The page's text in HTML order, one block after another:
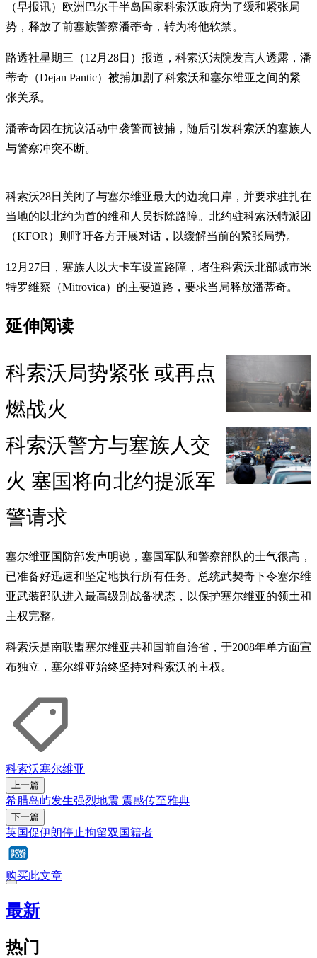
（早报讯）欧洲巴尔干半岛国家科索沃政府为了缓和紧张局
势，释放了前塞族警察潘蒂奇，转为将他软禁。
路透社星期三（12月28日）报道，科索沃法院发言人透露，潘
蒂奇（Dejan Pantic）被捕加剧了科索沃和塞尔维亚之间的紧
张关系。
潘蒂奇因在抗议活动中袭警而被捕，随后引发科索沃的塞族人
与警察冲突不断。
科索沃28日关闭了与塞尔维亚最大的边境口岸，并要求驻扎在
当地的以北约为首的维和人员拆除路障。北约驻科索沃特派团
（KFOR）则呼吁各方开展对话，以缓解当前的紧张局势。
12月27日，塞族人以大卡车设置路障，堵住科索沃北部城市米
特罗维察（Mitrovica）的主要道路，要求当局释放潘蒂奇。
延伸阅读
科索沃局势紧张 或再点
燃战火
科索沃警方与塞族人交
火 塞国将向北约提派军
警请求
塞尔维亚国防部发声明说，塞国军队和警察部队的士气很高，
已准备好迅速和坚定地执行所有任务。总统武契奇下令塞尔维
亚武装部队进入最高级别战备状态，以保护塞尔维亚的领土和
主权完整。
科索沃是南联盟塞尔维亚共和国前自治省，于2008年单方面宣
布独立，塞尔维亚始终坚持对科索沃的主权。
科索沃塞尔维亚
上一篇
希腊岛屿发生强烈地震 震感传至雅典
下一篇
英国促伊朗停止拘留双国籍者
购买此文章
最新
热门